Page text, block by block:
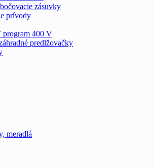
zásuvky
prívody
program 400 V
predlžovačky
meradlá